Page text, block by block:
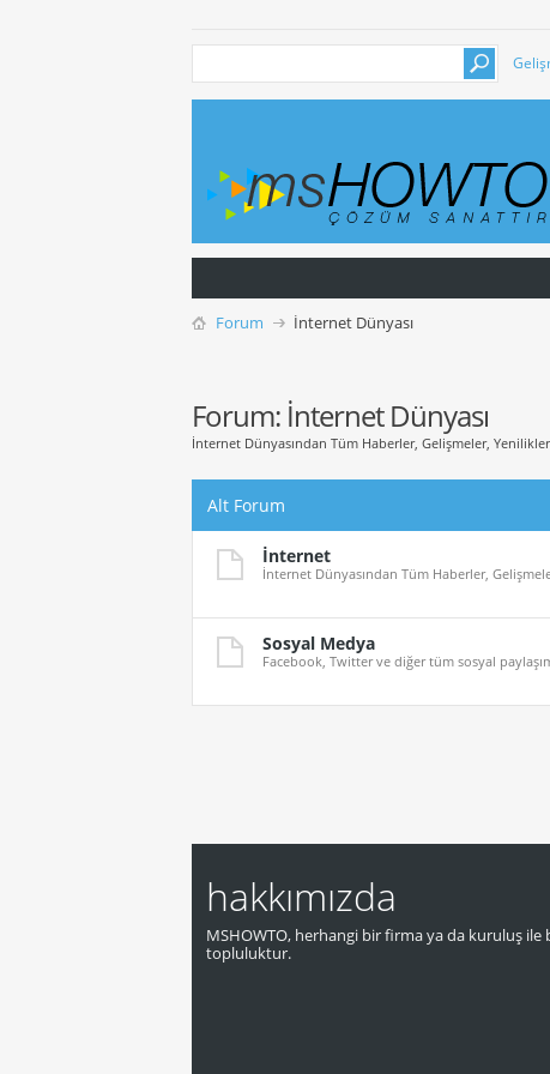
Forum İnternet Dünyası
Forum: İnternet Dünyası
İnternet Dünyasından Tüm Haberler, Gelişmeler, Yenilikler
Alt Forum
İnternet
İnternet Dünyasından Tüm Haberler,
Sosyal Medya
Facebook, Twitter ve diğer tüm sosyal
hakkımızda
MSHOWTO, herhangi bir firma ya da kuruluş ile
topluluktur.